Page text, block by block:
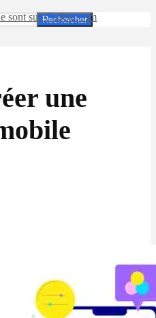
Rechercher
sont sur Codeur.com
une